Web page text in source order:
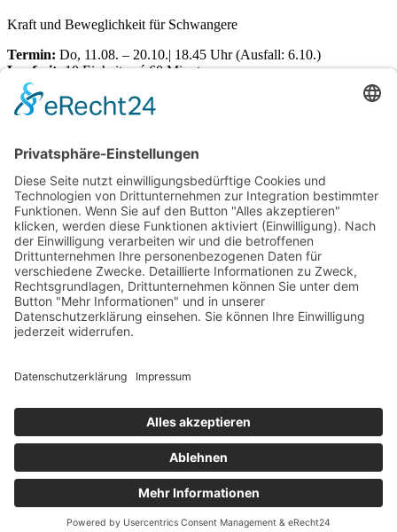
Kraft und Beweglichkeit für Schwangere
Termin: Do, 11.08. – 20.10.| 18.45 Uhr (Ausfall: 6.10.)
Laufzeit:10 Einheiten á 60 Minuten
Ort:
Kosten pro Teilnehmerin:
140,00
Verfügbare Plätze:
Nicht vorrätig
Startseite
Impressum
Datenschutzerklärung
Barrierefreiheitserklärung
Vertrag widerrufen
AGB
Zahlung & Versand
Startseite
Datenschutzerklärung
Barrierefreiheitserklärung
Vertrag widerrufen
Zahlung & Versand
Bauchwärts Paderborn|hello@bauchwaerts-paderborn.de